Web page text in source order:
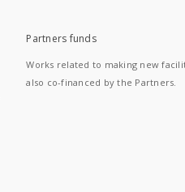
Partners funds
Works related to making new
also co-financed by the Partners.